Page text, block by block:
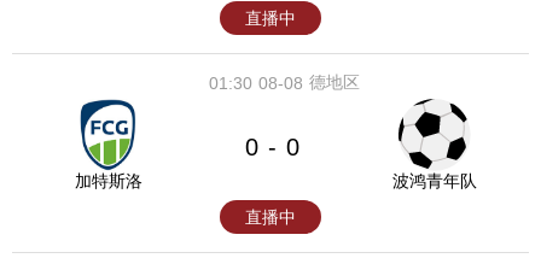
直播中
08-08
01:30 德地区
加特斯洛
0 - 0
波鸿青年队
直播中